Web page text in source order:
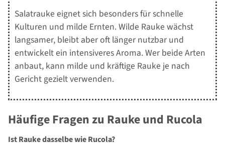
Salatrauke eignet sich besonders für schnelle
Kulturen und milde Ernten. Wilde Rauke wächst
langsamer, bleibt aber oft länger nutzbar und
entwickelt ein intensiveres Aroma. Wer beide Arten
anbaut, kann milde und kräftige Rauke je nach
Gericht gezielt verwenden.
Häufige Fragen zu Rauke und Rucola
Ist Rauke dasselbe wie Rucola?